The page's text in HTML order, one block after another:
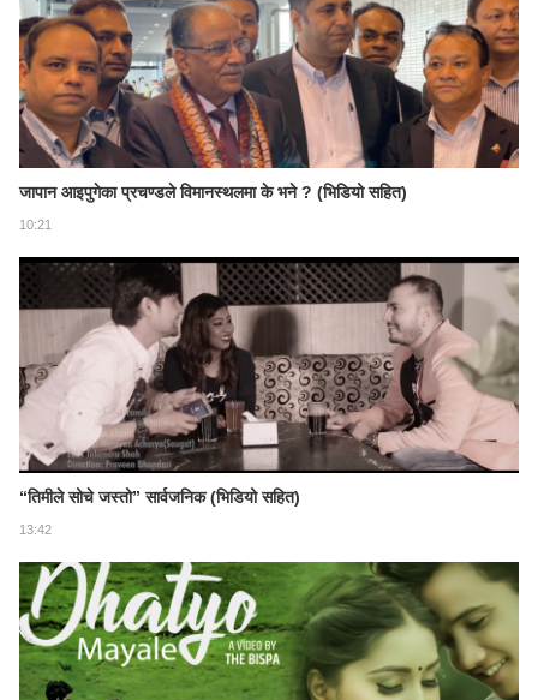
जापान आइपुगेका प्रचण्डले विमानस्थलमा के भने ? (भिडियो सहित)
10:21
“तिमीले सोचे जस्तो” सार्वजनिक (भिडियो सहित)
13:42